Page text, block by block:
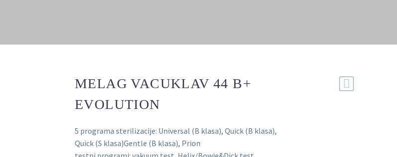
MELAG VACUKLAV 44 B+
EVOLUTION
5 programa sterilizacije: Universal (B klasa), Quick (B klasa),
Quick (S klasa)Gentle (B klasa), Prion